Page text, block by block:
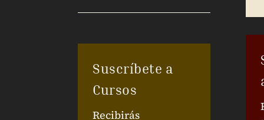
Suscríbete a
Cursos
Recibirás